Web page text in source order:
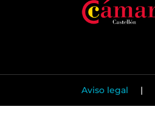
Aviso legal |